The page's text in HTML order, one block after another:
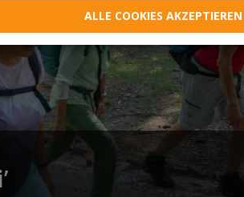
ALLE COOKIES AKZEPTIEREN